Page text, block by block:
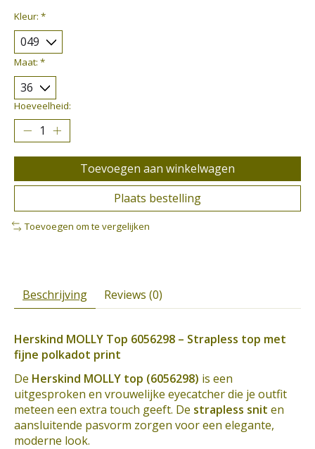
Kleur: *
Maat: *
Hoeveelheid:
Toevoegen aan winkelwagen
Plaats bestelling
Toevoegen om te vergelijken
Beschrijving Reviews (0)
Herskind MOLLY Top 6056298 – Strapless top met
fijne polkadot print
De Herskind MOLLY top (6056298) is een
uitgesproken en vrouwelijke eyecatcher die je outfit
meteen een extra touch geeft. De strapless snit en
aansluitende pasvorm zorgen voor een elegante,
moderne look.